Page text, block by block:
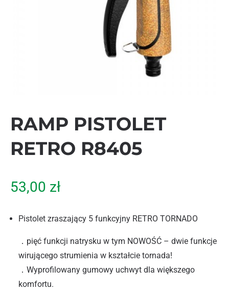
RAMP PISTOLET
RETRO R8405
53,00 zł
Pistolet zraszający 5 funkcyjny RETRO TORNADO
．pięć funkcji natrysku w tym NOWOŚĆ – dwie funkcje
wirującego strumienia w kształcie tornada!
．Wyprofilowany gumowy uchwyt dla większego
komfortu.